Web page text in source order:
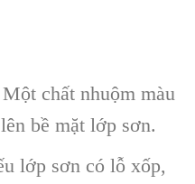
Một chất nhuộm màu
bề mặt lớp sơn.
lớp sơn có lỗ xốp,